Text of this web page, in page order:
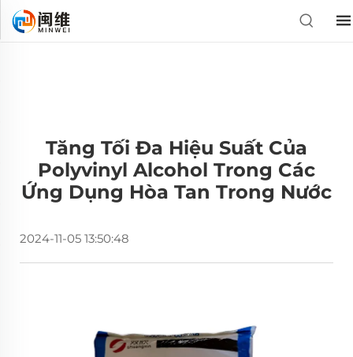
Tăng Tối Đa Hiệu Suất Của
Polyvinyl Alcohol Trong Các
Ứng Dụng Hòa Tan Trong Nước
2024-11-05 13:50:48